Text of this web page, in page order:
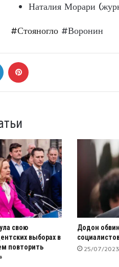
Наталия Морари
#Стояногло #Воронин
LinkedIn
свою
выборах в
повторить
Додон
25/07/2023